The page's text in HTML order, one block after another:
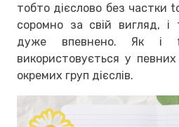
тобто дієслово без частки
соромно за свій вигляд, і
дуже впевнено. Як і
використовується у певних
окремих груп дієслів.